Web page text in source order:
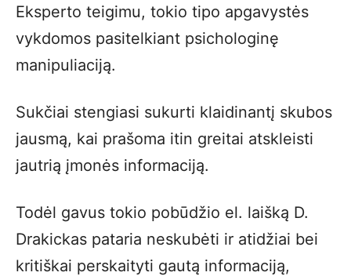
Eksperto teigimu, tokio tipo apgavystės
vykdomos pasitelkiant psichologinę
manipuliaciją.
Sukčiai stengiasi sukurti klaidinantį skubos
jausmą, kai prašoma itin greitai atskleisti
jautrią įmonės informaciją.
Todėl gavus tokio pobūdžio el. laišką D.
Drakickas pataria neskubėti ir atidžiai bei
kritiškai perskaityti gautą informaciją,